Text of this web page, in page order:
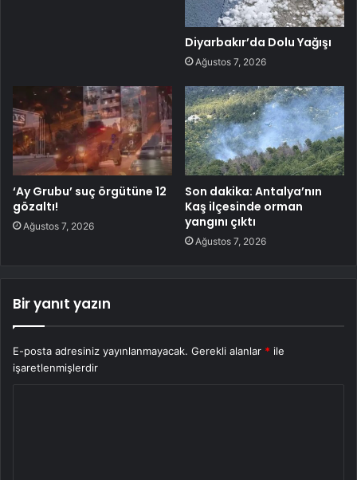
Diyarbakır’da Dolu Yağışı
Ağustos 7, 2026
‘Ay Grubu’ suç örgütüne 12
gözaltı!
Ağustos 7, 2026
Son dakika: Antalya’nın
Kaş ilçesinde orman
yangını çıktı
Ağustos 7, 2026
Bir yanıt yazın
E-posta adresiniz yayınlanmayacak. Gerekli alanlar * ile
işaretlenmişlerdir